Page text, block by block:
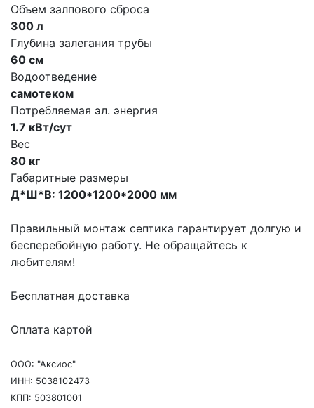
Объем залпового сброса
300 л
Глубина залегания трубы
60 см
Водоотведение
самотеком
Потребляемая эл. энергия
1.7 кВт/сут
Вес
80 кг
Габаритные размеры
Д*Ш*В: 1200*1200*2000 мм
Правильный монтаж септика гарантирует долгую и
бесперебойную работу. Не обращайтесь к
любителям!
Бесплатная доставка
Оплата картой
ООО: "Аксиос"
ИНН: 5038102473
КПП: 503801001